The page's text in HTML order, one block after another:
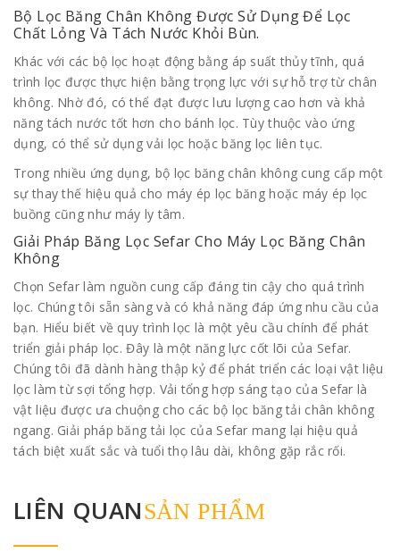
Bộ Lọc Băng Chân Không Được Sử Dụng Để Lọc
Chất Lỏng Và Tách Nước Khỏi Bùn.
Khác với các bộ lọc hoạt động bằng áp suất thủy tĩnh, quá
trình lọc được thực hiện bằng trọng lực với sự hỗ trợ từ chân
không. Nhờ đó, có thể đạt được lưu lượng cao hơn và khả
năng tách nước tốt hơn cho bánh lọc. Tùy thuộc vào ứng
dụng, có thể sử dụng vải lọc hoặc băng lọc liên tục.
Trong nhiều ứng dụng, bộ lọc băng chân không cung cấp một
sự thay thế hiệu quả cho máy ép lọc băng hoặc máy ép lọc
buồng cũng như máy ly tâm.
Giải Pháp Băng Lọc Sefar Cho Máy Lọc Băng Chân
Không
Chọn Sefar làm nguồn cung cấp đáng tin cậy cho quá trình
lọc. Chúng tôi sẵn sàng và có khả năng đáp ứng nhu cầu của
bạn. Hiểu biết về quy trình lọc là một yêu cầu chính để phát
triển giải pháp lọc. Đây là một năng lực cốt lõi của Sefar.
Chúng tôi đã dành hàng thập kỷ để phát triển các loại vật liệu
lọc làm từ sợi tổng hợp. Vải tổng hợp sáng tạo của Sefar là
vật liệu được ưa chuộng cho các bộ lọc băng tải chân không
ngang. Giải pháp băng tải lọc của Sefar mang lại hiệu quả
tách biệt xuất sắc và tuổi thọ lâu dài, không gặp rắc rối.
LIÊN QUANSẢN PHẨM